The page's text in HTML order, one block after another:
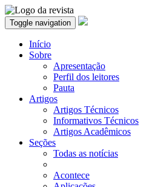
Toggle navigation
Início
Sobre
Apresentação
Perfil dos leitores
Pauta
Artigos
Artigos Técnicos
Informativos Técnicos
Artigos Acadêmicos
Seções
Todas as notícias
Acontece